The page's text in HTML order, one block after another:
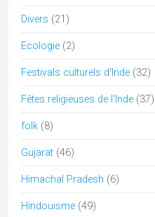
Divers (21)
Ecologie (2)
Festivals culturels d'Inde (32)
Fêtes religieuses de l'Inde (37)
folk (8)
Gujarat (46)
Himachal Pradesh (6)
Hindouisme (49)